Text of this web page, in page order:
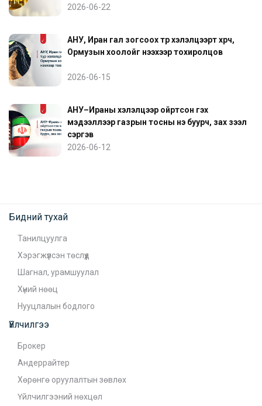
2026-06-22
АНУ, Иран гал зогсоох түр хэлэлцээрт хүрч,
Ормузын хоолойг нээхээр тохиролцов
2026-06-15
АНУ–Ираны хэлэлцээр ойртсон гэх
мэдээллээр газрын тосны үнэ буурч, зах зээл
сэргэв
2026-06-12
Бидний тухай
Танилцуулга
Хэрэгжүүлсэн төслүүд
Шагнал, урамшуулал
Хүний нөөц
Нууцлалын бодлого
Үйлчилгээ
Брокер
Андеррайтер
Хөрөнгө оруулалтын зөвлөх
Үйлчилгээний нөхцөл